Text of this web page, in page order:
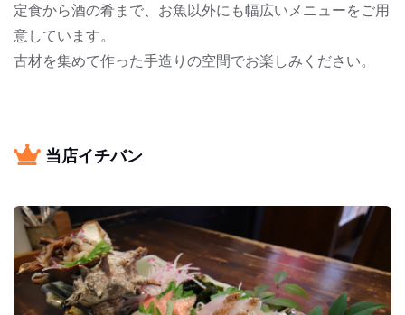
定食から酒の肴まで、お魚以外にも幅広いメニューをご用
意しています。
古材を集めて作った手造りの空間でお楽しみください。
当店イチバン